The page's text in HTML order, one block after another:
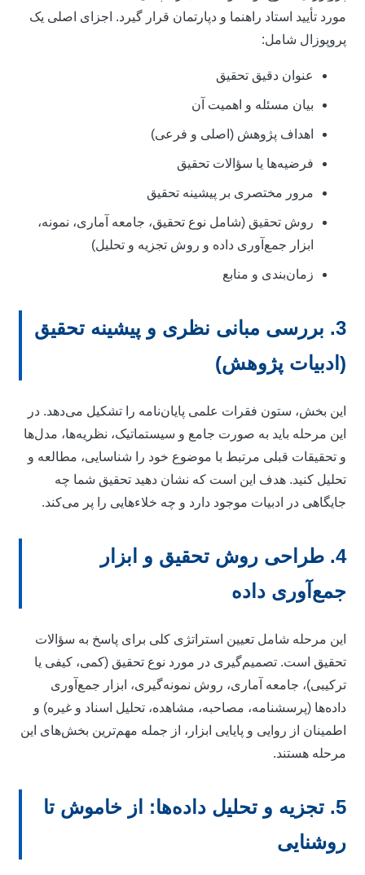
تأیید استاد راهنما و دپارتمان قرار گیرد. اجزای اصلی یک
شامل:
عنوان دقیق تحقیق
بیان مسئله و اهمیت آن
اهداف پژوهش (اصلی و فرعی)
فرضیه‌ها یا سؤالات تحقیق
مرور مختصری بر پیشینه تحقیق
روش تحقیق (شامل نوع تحقیق، جامعه آماری، نمونه،
ابزار جمع‌آوری داده و روش تجزیه و تحلیل)
زمان‌بندی و منابع
3. بررسی مبانی نظری و پیشینه تحقیق
پژوهش)
بخش، ستون فقرات علمی پایان‌نامه را تشکیل می‌دهد. در
مرحله باید به صورت جامع و سیستماتیک، نظریه‌ها، مدل‌ها
تحقیقات قبلی مرتبط با موضوع خود را شناسایی، مطالعه و
کنید. هدف این است که نشان دهید تحقیق شما چه
در ادبیات موجود دارد و چه خلاءهایی را پر می‌کند.
4. طراحی روش تحقیق و ابزار
داده
مرحله شامل تعیین استراتژی کلی برای پاسخ به سؤالات
است. تصمیم‌گیری در مورد نوع تحقیق (کمی، کیفی یا
جامعه آماری، روش نمونه‌گیری، ابزار جمع‌آوری
(پرسشنامه، مصاحبه، مشاهده، تحلیل اسناد و غیره) و
از روایی و پایایی ابزار، از جمله مهم‌ترین بخش‌های این
هستند.
5. تجزیه و تحلیل داده‌ها: از خاموش تا